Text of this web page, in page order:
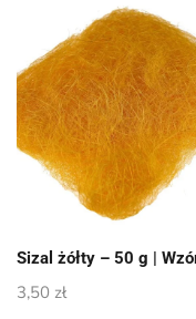
Sizal żółty – 50 g |
3,50 zł